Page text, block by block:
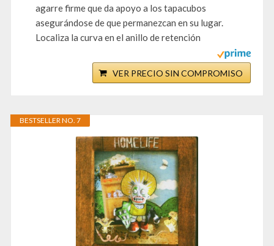
agarre firme que da apoyo a los tapacubos
asegurándose de que permanezcan en su lugar.
Localiza la curva en el anillo de retención
VER PRECIO SIN COMPROMISO
BESTSELLER NO. 7